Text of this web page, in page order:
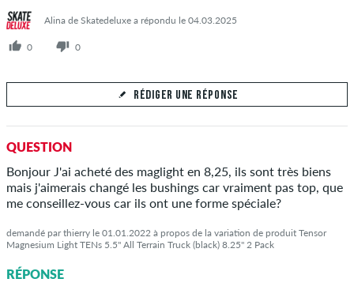
Alina de Skatedeluxe a répondu le 04.03.2025
0 0
RÉDIGER UNE RÉPONSE
Votre réponse
Répondez à la question de Cécile ici
ENVOYER LA RÉPONSE
QUESTION
Bonjour J'ai acheté des maglight en 8,25, ils sont très biens
mais j'aimerais changé les bushings car vraiment pas top, que
me conseillez-vous car ils ont une forme spéciale?
demandé par thierry le 01.01.2022 à propos de la variation de produit Tensor
Magnesium Light TENs 5.5" All Terrain Truck (black) 8.25" 2 Pack
RÉPONSE